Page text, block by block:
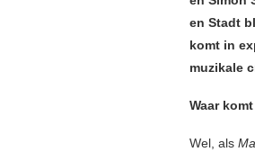
en Stadt
komt in
muzikale
Waar
Wel, als